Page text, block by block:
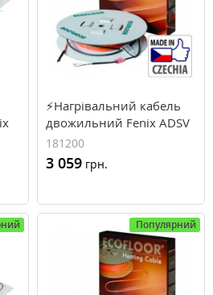
⚡Нагрівальний кабель
двожильний Fenix ADSV
181200, 7.5...8.6м²,
1200Вт, 68.9м.п,
18Вт\м.п
181200
3 059 грн.
Популярний